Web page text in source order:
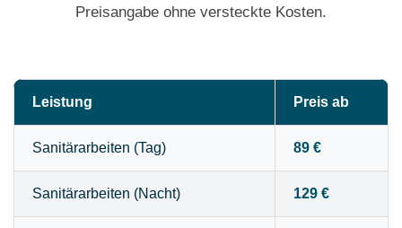
Preisangabe ohne versteckte Kosten.
Leistung Preis ab
Sanitärarbeiten (Tag) 89 €
Sanitärarbeiten (Nacht) 129 €